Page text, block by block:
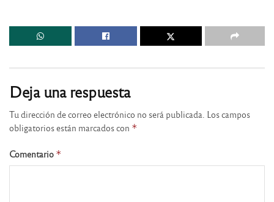
Deja una respuesta
Tu dirección de correo electrónico no será publicada. Los campos
obligatorios están marcados con *
Comentario *